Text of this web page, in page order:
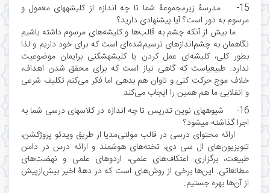
15- مدرسۀ زیرمجموعۀ شما تا چه اندازه از کلیشههای معمول و
مرسوم به دور است؟ آیا پیشنهادی دارید؟
ما بیش از آنکه چشم به قالب‌ها و کلیشه‌های مرسوم داشته باشیم
نگاهمان به چشم‌اندازهای ترسیم‌شده‌ای است که برای خود داریم و لذا
بطور کلی، کلیشه‌ای عمل کردن یا کلیشهشکنی برایمان موضوعیت
ندارد. طبیعیاست که گاهی نیاز است که برای محقق شدن اهداف،
خلاف موج حرکت کنی و تاوان هم بدهی اما فکر می‌کنم تکلیف شرعی
و انقلابی ما هم همین را ایجاب می‌کند.
16- شیوههای نوین تدریس تا چه اندازه در کلاسهای درسی شما به
اجرا گذاشته میشود؟
ارائه محتوای درسی در قالب مولتی‌مدیا از طریق ویدئو پروژکشن،
تلویزیون‌های ال سی دی، تخته‌های هوشمند و ارائه درس در دامن
طبیعت، برگزاری اعتکاف‌های علمی، اردوهای علمی و نهضت‌های
مطالعاتی. این‌ها برخی از روش‌های است که در دهۀ اخیر بیش‌ازپیش
از آن‌ها بهره جستیم.